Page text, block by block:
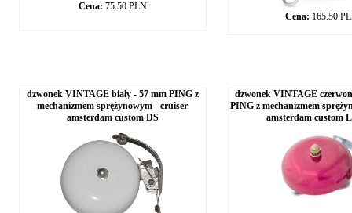
Cena: 75.50 PLN
Cena: 165.50
dzwonek VINTAGE biały - 57 mm PING z
mechanizmem sprężynowym - cruiser
amsterdam custom DS
dzwonek VINTAGE
PING z mechanizmem
amsterdam custom